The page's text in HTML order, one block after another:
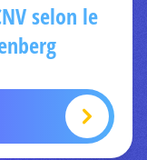
selon le